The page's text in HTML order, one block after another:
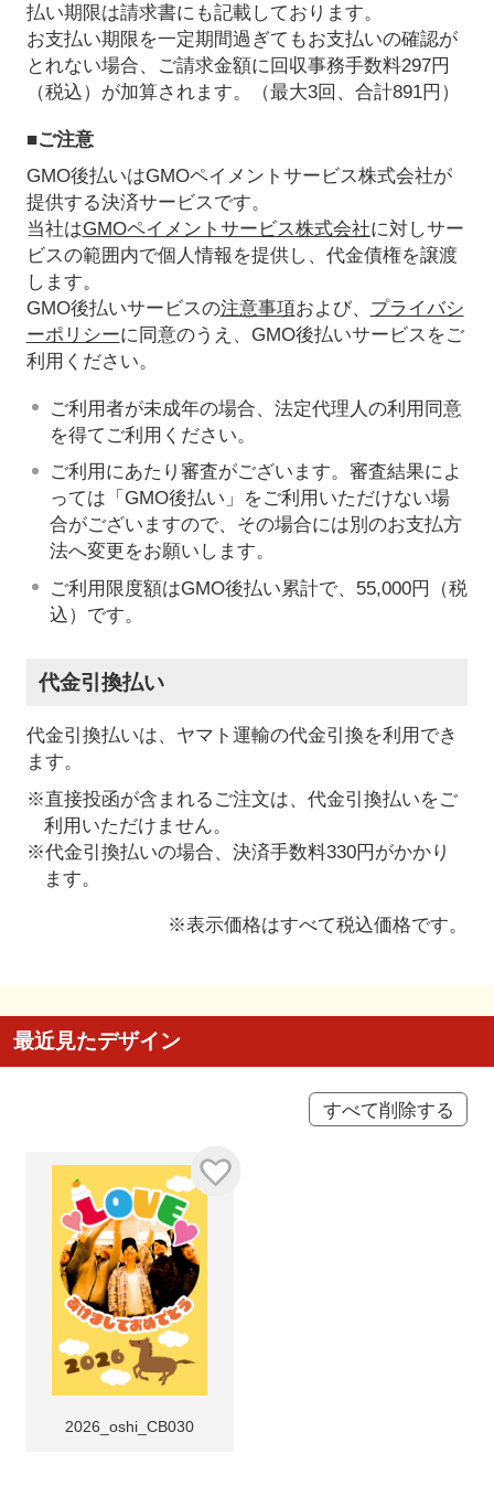
払い期限は請求書にも記載しております。
お支払い期限を一定期間過ぎてもお支払いの確認が
とれない場合、ご請求金額に回収事務手数料297円
（税込）が加算されます。（最大3回、合計891円）
■ご注意
GMO後払いはGMOペイメントサービス株式会社が
提供する決済サービスです。
当社はGMOペイメントサービス株式会社に対しサー
ビスの範囲内で個人情報を提供し、代金債権を譲渡
します。
GMO後払いサービスの注意事項および、 プライバシ
ーポリシーに同意のうえ、GMO後払いサービスをご
利用ください。
ご利用者が未成年の場合、法定代理人の利用同意
を得てご利用ください。
ご利用にあたり審査がございます。審査結果によ
っては「GMO後払い」をご利用いただけない場
合がございますので、その場合には別のお支払方
法へ変更をお願いします。
ご利用限度額はGMO後払い累計で、55,000円（税
込）です。
代金引換払い
代金引換払いは、ヤマト運輸の代金引換を利用でき
ます。
※直接投函が含まれるご注文は、代金引換払いをご
利用いただけません。
※代金引換払いの場合、決済手数料330円がかかり
ます。
※表示価格はすべて税込価格です。
最近見たデザイン
すべて削除する
2026_oshi_CB030